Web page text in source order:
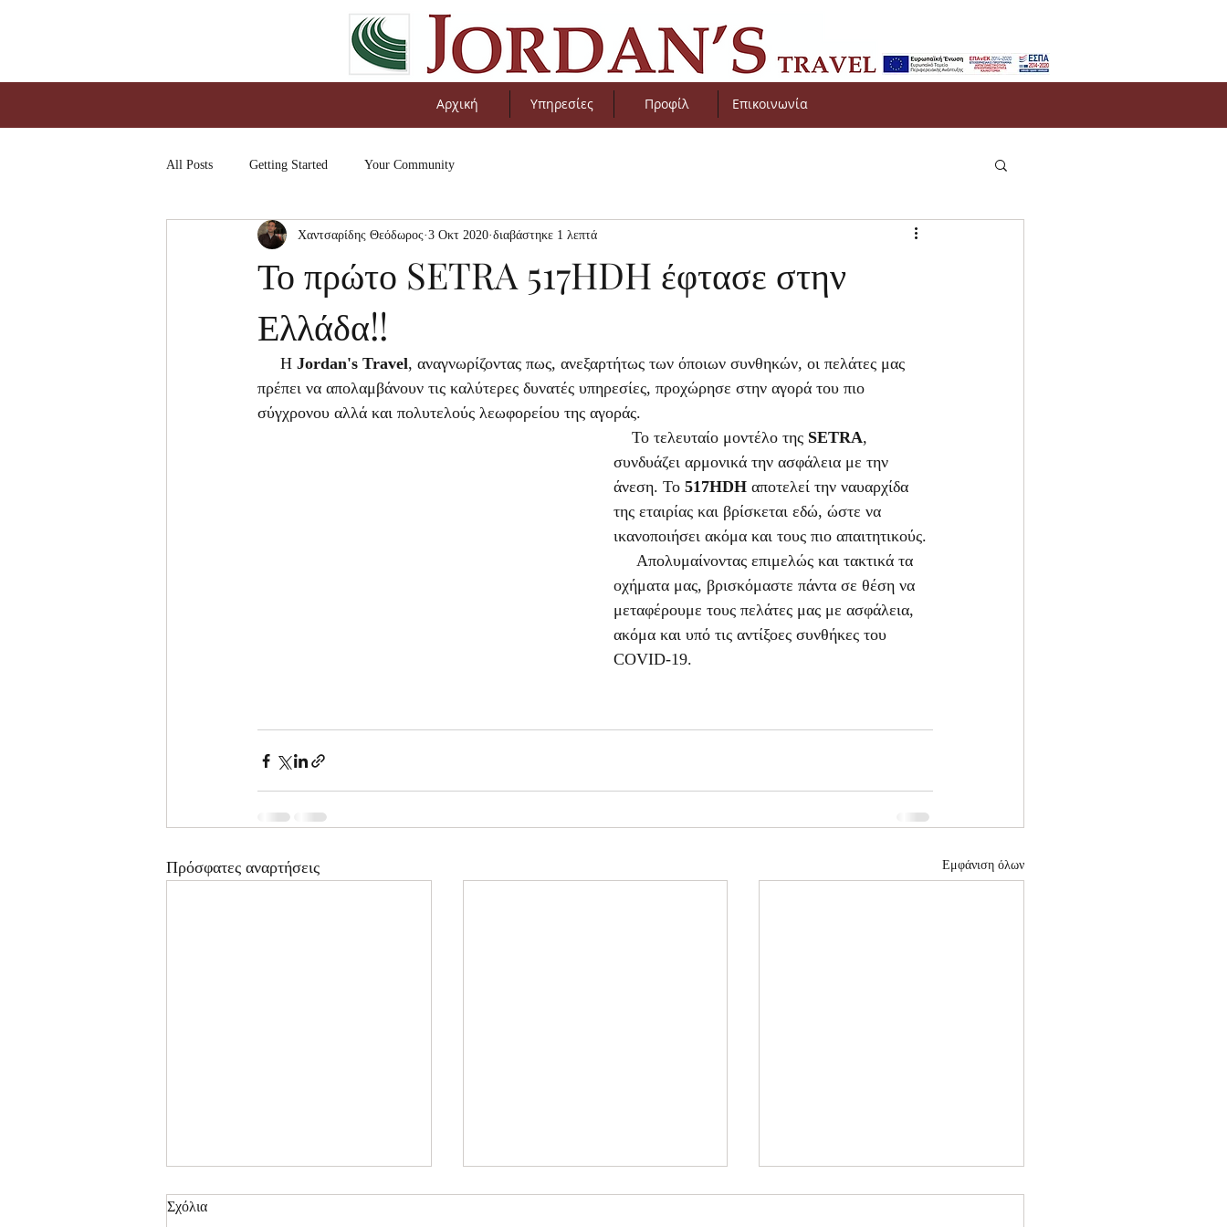
Αρχική Υπηρεσίες Προφίλ Επικοινωνία
All Posts Getting Started Your Community
Το πρώτο SETRA 517HDH έφτασε στην
Ελλάδα!!
Χαντσαρίδης Θεόδωρος 3 Οκτ 2020 διαβάστηκε 1 λεπτά
     Η
Jordan's Travel, αναγνωρίζοντας πως, ανεξαρτήτως των όποιων συνθηκών, οι πελάτες μας
πρέπει να απολαμβάνουν τις καλύτερες δυνατές υπηρεσίες, προχώρησε στην αγορά του πιο
σύγχρονου αλλά και πολυτελούς λεωφορείου της αγοράς.
    Το τελευταίο μοντέλο της
SETRA,
συνδυάζει αρμονικά την ασφάλεια με την
άνεση. Το 517HDH αποτελεί την ναυαρχίδα
της εταιρίας και βρίσκεται εδώ, ώστε να
ικανοποιήσει ακόμα και τους πιο απαιτητικούς.
οχήματα μας, βρισκόμαστε πάντα σε θέση να
μεταφέρουμε τους πελάτες μας με ασφάλεια,
ακόμα και υπό τις αντίξοες συνθήκες του
COVID-19.
Πρόσφατες αναρτήσεις Εμφάνιση όλων
Σχόλια